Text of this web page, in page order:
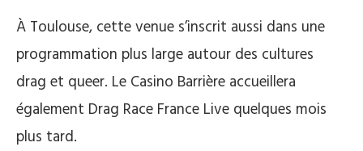
À Toulouse, cette venue s’inscrit aussi dans une
programmation plus large autour des cultures
drag et queer. Le Casino Barrière accueillera
également Drag Race France Live quelques mois
plus tard.